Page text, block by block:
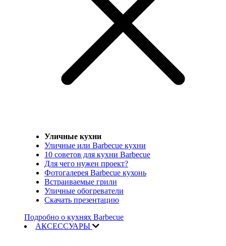
Уличные кухни
Уличные или Barbecue кухни
10 советов для кухни Barbecue
Для чего нужен проект?
Фотогалерея Barbecue кухонь
Встраиваемые грили
Уличные обогреватели
Скачать презентацию
Подробно о кухнях Barbecue
АКСЕССУАРЫ